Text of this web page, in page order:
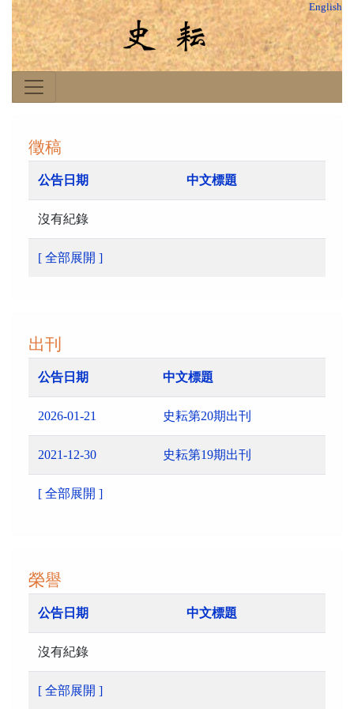
English
徵稿
公告日期 中文標題
沒有紀錄
[ 全部展開 ]
出刊
公告日期 中文標題
2026-01-21 史耘第20期出刊
2021-12-30 史耘第19期出刊
[ 全部展開 ]
榮譽
公告日期 中文標題
沒有紀錄
[ 全部展開 ]